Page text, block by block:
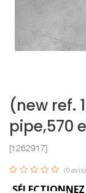
(new ref.
pipe,570
[1262917]
(0 avis)